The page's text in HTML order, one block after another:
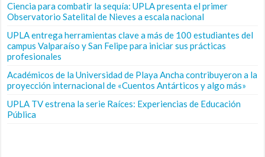
Ciencia para combatir la sequía: UPLA presenta el primer
Observatorio Satelital de Nieves a escala nacional
UPLA entrega herramientas clave a más de 100 estudiantes del
campus Valparaíso y San Felipe para iniciar sus prácticas
profesionales
Académicos de la Universidad de Playa Ancha contribuyeron a la
proyección internacional de «Cuentos Antárticos y algo más»
UPLA TV estrena la serie Raíces: Experiencias de Educación
Pública